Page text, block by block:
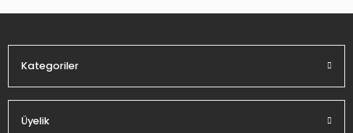
Kategoriler
Üyelik